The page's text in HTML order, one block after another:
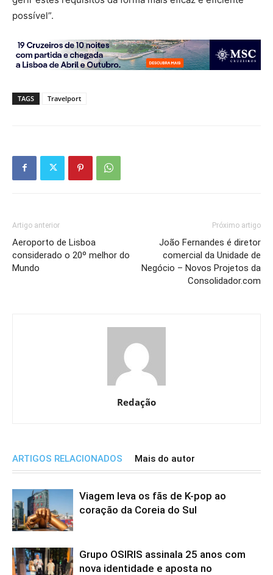
possível”.
TAGS Travelport
Artigo anterior
Aeroporto de Lisboa
considerado o 20º melhor do
Mundo
Próximo artigo
João Fernandes é diretor
comercial da Unidade de
Negócio – Novos Projetos da
Consolidador.com
Redação
ARTIGOS RELACIONADOS Mais do autor
Viagem leva os fãs de K-pop ao
coração da Coreia do Sul
Grupo OSIRIS assinala 25 anos com
nova identidade e aposta no